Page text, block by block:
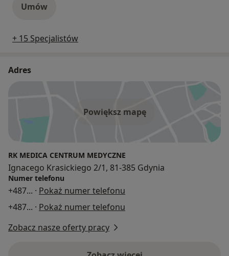
Umów
+ 15 Specjalistów
Adres
Powiększ mapę
RK MEDICA CENTRUM MEDYCZNE
Ignacego Krasickiego 2/1, 81-385 Gdynia
Numer telefonu
+487... · Pokaż numer telefonu
+487... · Pokaż numer telefonu
Zobacz nasze oferty pracy